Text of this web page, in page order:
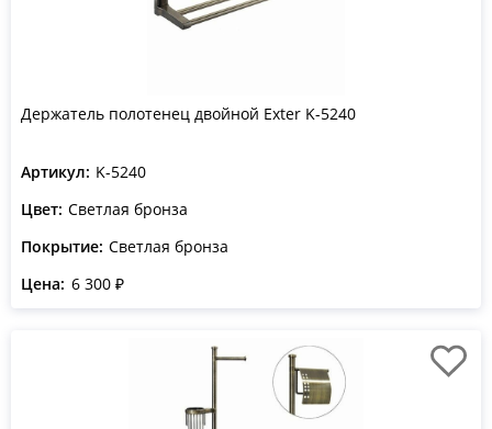
Держатель полотенец двойной Exter K-5240
Артикул: K-5240
Цвет: Светлая бронза
Покрытие: Светлая бронза
Цена: 6 300 ₽